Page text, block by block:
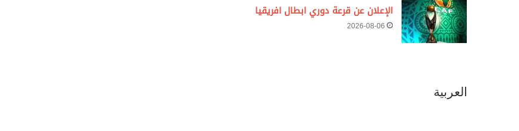
الإعلان عن قرعة دوري ابطال افريقيا
2026-08-06
العربية